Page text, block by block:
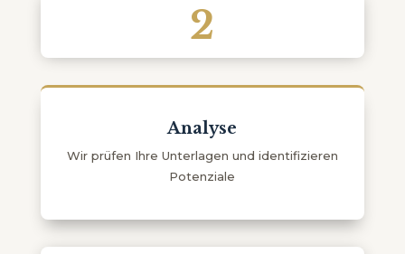
2
Analyse
Wir prüfen Ihre Unterlagen und identifizieren
Potenziale